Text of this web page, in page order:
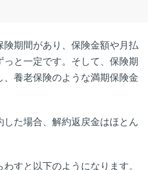
期間があり、保険金額や月払
と一定です。そして、保険期
、養老保険のような満期保険金
した場合、解約返戻金はほとん
すと以下のようになります。